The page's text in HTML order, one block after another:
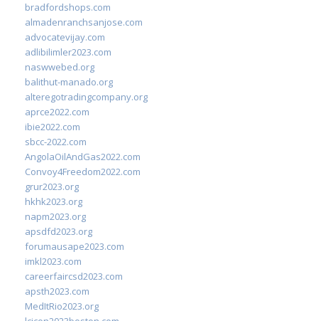
bradfordshops.com
almadenranchsanjose.com
advocatevijay.com
adlibilimler2023.com
naswwebed.org
balithut-manado.org
alteregotradingcompany.org
aprce2022.com
ibie2022.com
sbcc-2022.com
AngolaOilAndGas2022.com
Convoy4Freedom2022.com
grur2023.org
hkhk2023.org
napm2023.org
apsdfd2023.org
forumausape2023.com
imkl2023.com
careerfaircsd2023.com
apsth2023.com
MedItRio2023.org